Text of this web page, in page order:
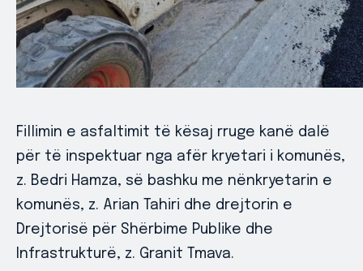
Fillimin e asfaltimit të kësaj rruge kanë dalë
për të inspektuar nga afër kryetari i komunës,
z. Bedri Hamza, së bashku me nënkryetarin e
komunës, z. Arian Tahiri dhe drejtorin e
Drejtorisë për Shërbime Publike dhe
Infrastrukturë, z. Granit Tmava.